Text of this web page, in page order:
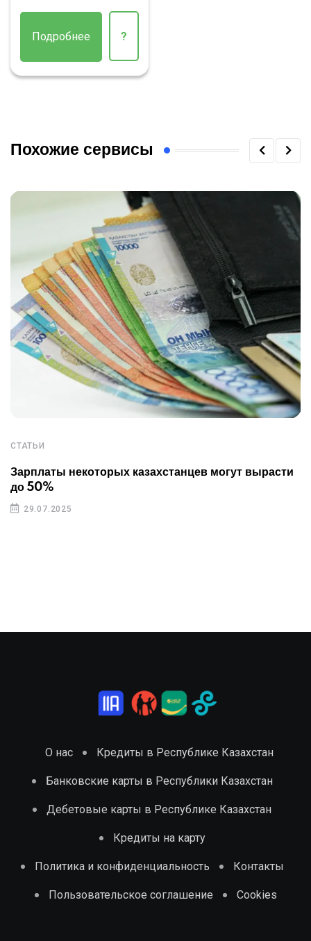
Подробнее ?
Похожие сервисы
СТАТЬИ
Зарплаты некоторых казахстанцев могут вырасти
до 50%
29.07.2025
О нас Кредиты в Республике Казахстан
Банковские карты в Республики Казахстан
Дебетовые карты в Республике Казахстан
Кредиты на карту
Политика и конфиденциальность Контакты
Пользовательское соглашение Cookies